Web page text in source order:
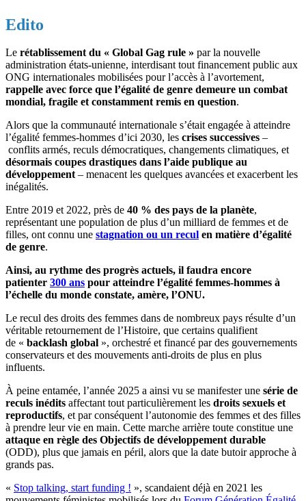
Edito
Le rétablissement du « Global Gag rule » par la nouvelle
administration états-unienne, interdisant tout financement public aux
ONG internationales mobilisées pour l’accès à l’avortement,
rappelle avec force que l’égalité de genre demeure un combat
mondial, fragile et constamment remis en question.
Alors que la communauté internationale s’était engagée à atteindre
l’égalité femmes-hommes d’ici 2030, les crises successives –
conflits armés, reculs démocratiques, changements climatiques, et
désormais coupes drastiques dans l’aide publique au
développement– menacent les quelques avancées et exacerbent les
inégalités.
Entre 2019 et 2022, près de 40 % des pays de la planète,
représentant une population de plus d’un milliard de femmes et de
filles, ont connu une stagnation ou un recul en matière d’égalité
de genre.
Ainsi, au rythme des progrès actuels, il faudra encore
patienter 300 ans pour atteindre l’égalité femmes-hommes à
l’échelle du monde constate, amère, l’ONU.
Le recul des droits des femmes dans de nombreux pays résulte d’un
véritable retournement de l’Histoire, que certains qualifient
de « backlash global », orchestré et financé par des gouvernements
conservateurs et des mouvements anti-droits de plus en plus
influents.
À peine entamée, l’année 2025 a ainsi vu se manifester une série de
reculs inédits affectant tout particulièrement les droits sexuels et
reproductifs, et par conséquent l’autonomie des femmes et des filles
à prendre leur vie en main. Cette marche arrière toute constitue une
attaque en règle des Objectifs de développement durable
(ODD), plus que jamais en péril, alors que la date butoir approche à
grands pas.
« Stop talking, start funding ! », scandaient déjà en 2021 les